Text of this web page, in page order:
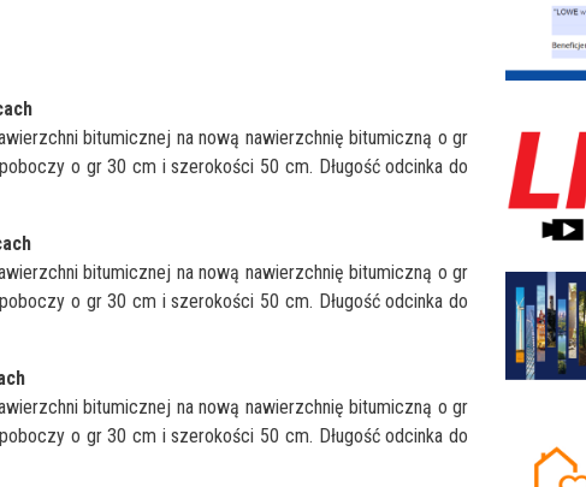
bitumicznej na nową nawierzchnię bitumiczną o gr
o gr 30 cm i szerokości 50 cm. Długość odcinka do
bitumicznej na nową nawierzchnię bitumiczną o gr
o gr 30 cm i szerokości 50 cm. Długość odcinka do
bitumicznej na nową nawierzchnię bitumiczną o gr
o gr 30 cm i szerokości 50 cm. Długość odcinka do